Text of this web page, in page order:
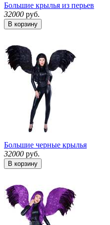
Большие крылья из перьев
32000 руб.
В корзину
Большие черные крылья
32000 руб.
В корзину